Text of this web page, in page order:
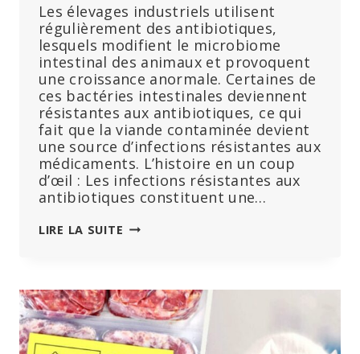
Les élevages industriels utilisent
régulièrement des antibiotiques,
lesquels modifient le microbiome
intestinal des animaux et provoquent
une croissance anormale. Certaines de
ces bactéries intestinales deviennent
résistantes aux antibiotiques, ce qui
fait que la viande contaminée devient
une source d’infections résistantes aux
médicaments. L’histoire en un coup
d’œil : Les infections résistantes aux
antibiotiques constituent une…
LIRE LA SUITE VOUS
A
MOINS
D’ANTIBIOTIQUES
DANS